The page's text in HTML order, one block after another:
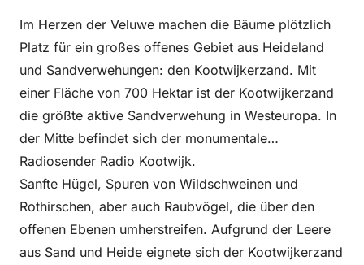
Im Herzen der Veluwe machen die Bäume plötzlich
Platz für ein großes offenes Gebiet aus Heideland
und Sandverwehungen: den Kootwijkerzand. Mit
einer Fläche von 700 Hektar ist der Kootwijkerzand
die größte aktive Sandverwehung in Westeuropa. In
der Mitte befindet sich der monumentale
Radiosender Radio Kootwijk.
Sanfte Hügel, Spuren von Wildschweinen und
Rothirschen, aber auch Raubvögel, die über den
offenen Ebenen umherstreifen. Aufgrund der Leere
aus Sand und Heide eignete sich der Kootwijkerzand